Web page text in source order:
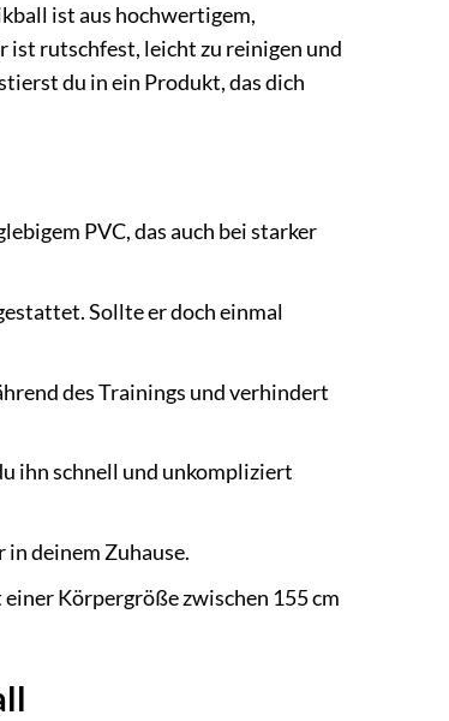
ist aus hochwertigem,
rutschfest, leicht zu reinigen und
du in ein Produkt, das dich
PVC, das auch bei starker
Sollte er doch einmal
des Trainings und verhindert
ihn schnell und unkompliziert
deinem Zuhause.
Körpergröße zwischen 155 cm